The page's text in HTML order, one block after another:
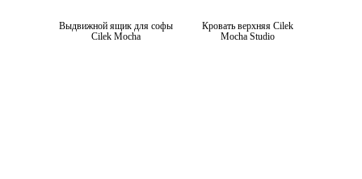
Выдвижной ящик для софы
Cilek Mocha
Кровать верхняя Cilek
Mocha Studio